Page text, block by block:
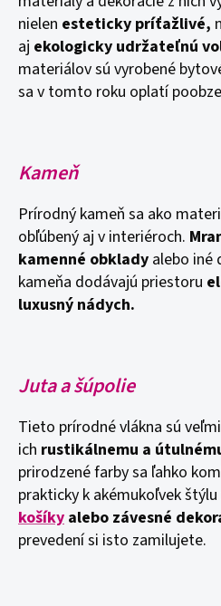
nielen esteticky príťažlivé,
aj ekologicky udržateľnú
materiálov sú vyrobené
sa v tomto roku oplatí
Kameň
Prírodný kameň sa ako
obľúbený aj v interiéroch.
kamenné obklady alebo iné
kameňa dodávajú priestoru
luxusný nádych.
Juta a šúpolie
Tieto prírodné vlákna sú
ich rustikálnemu a
prirodzené farby sa ľahko
prakticky k akémukoľvek
košíky alebo závesné
prevedení si isto zamilujete.